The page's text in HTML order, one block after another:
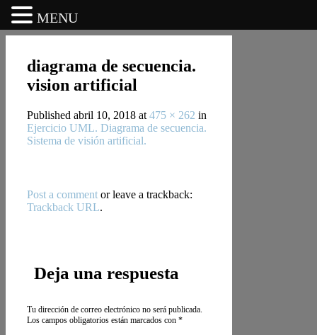
diagrama de secuencia.
vision artificial
Published abril 10, 2018 at 475 × 262 in
Ejercicio UML. Diagrama de secuencia.
Sistema de visión artificial.
Post a comment or leave a trackback:
Trackback URL.
Deja una respuesta
Tu dirección de correo electrónico no será publicada.
Los campos obligatorios están marcados con *
MENU